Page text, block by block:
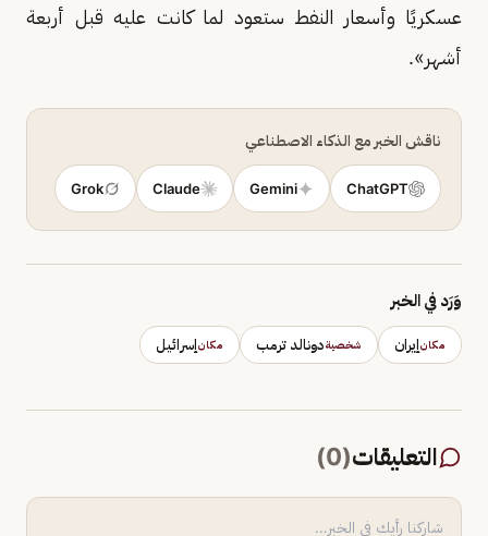
عسكريًا وأسعار النفط ستعود لما كانت عليه قبل أربعة
أشهر».
ناقش الخبر مع الذكاء الاصطناعي
ChatGPT
Gemini
Claude
Grok
وَرَد في الخبر
مكانإيران شخصيةدونالد ترمب مكانإسرائيل
التعليقات(
0
)